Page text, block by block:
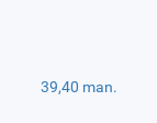
39,40 man.